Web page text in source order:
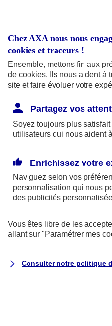
AXA
Chez AXA nous nous
cookies et traceurs !
Ensemble, mettons fin aux
de cookies. Ils nous aident à
site et faire évoluer votre
Partagez vos
Soyez toujours plus
utilisateurs qui nous aident
Enrichissez votre
Naviguez selon vos
personnalisation qui nous
des publicités
Vous êtes libre de les
allant sur "Paramétrer mes
Consulter notre politique